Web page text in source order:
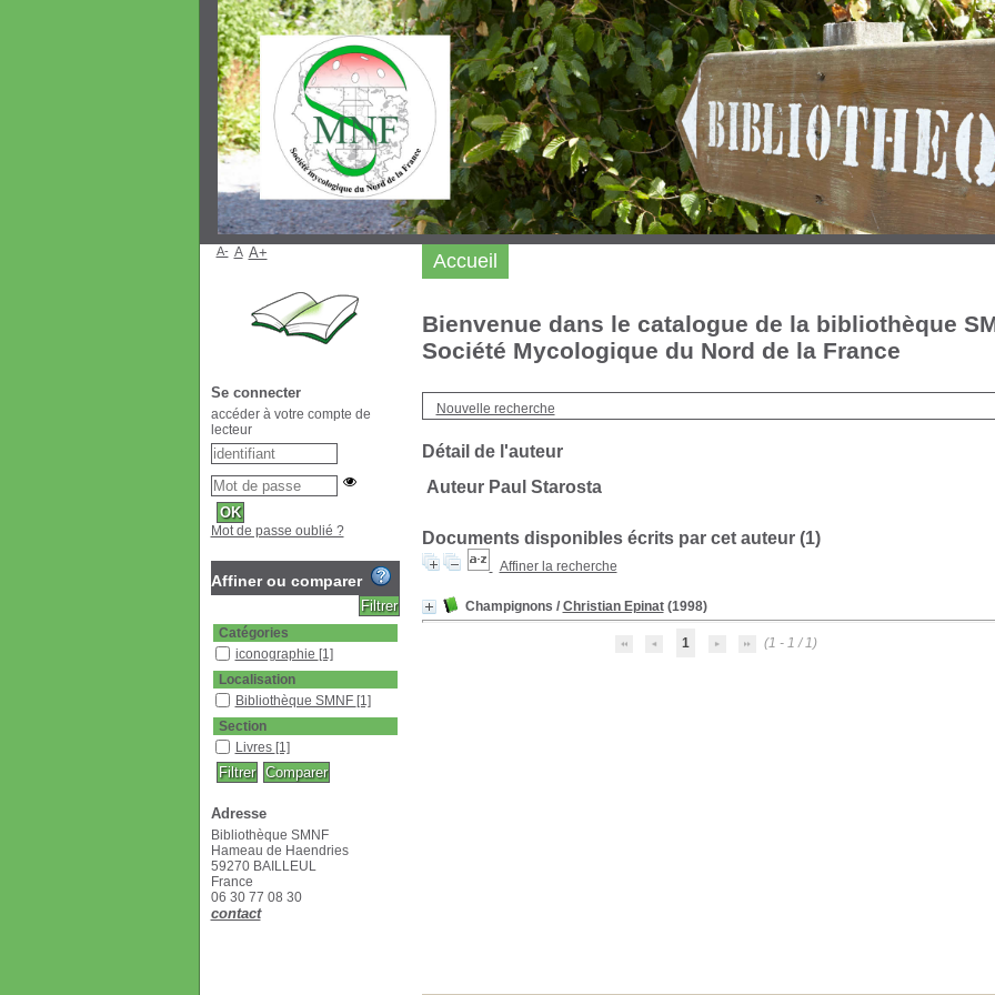
Bienvenue dans le catalogue de la bibliothèque
Société Mycologique du Nord de la France
Nouvelle recherche
Détail de l'auteur
Auteur Paul Starosta
Documents disponibles écrits par cet auteur (1)
Affiner la recherche
Champignons / Christian Epinat(1998)
1 (1 - 1 / 1)
Accueil
A- A A+
Se connecter
accéder à votre compte de
lecteur
Mot de passe oublié ?
Affiner ou comparer
Catégories
iconographie [1]
Localisation
Bibliothèque SMNF [1]
Section
Livres [1]
Adresse
Bibliothèque SMNF
Hameau de Haendries
59270 BAILLEUL
France
06 30 77 08 30
contact